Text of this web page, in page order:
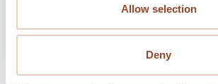
Allow selection
Deny
algemeen management. Ons doel is
gemeenschappelijke ruimtes en